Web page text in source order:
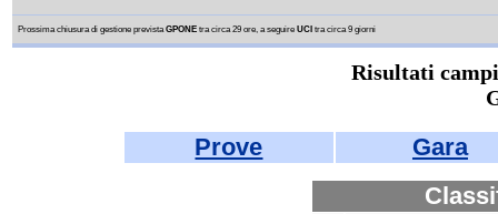
Prossima chiusura di gestione previstaGPONEtra circa 29 ore, a seguire UCI tra circa 9 giorni
Risultati
Prove
Gara